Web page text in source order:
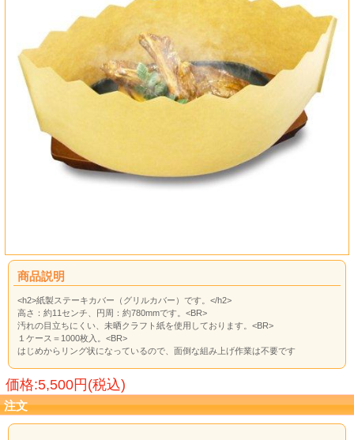
商品説明
<h2>紙製ステーキカバー（グリルカバー）です。</h2>
高さ：約11センチ、円周：約780mmです。<BR>
汚れの目立ちにくい、未晒クラフト紙を使用しております。<BR>
１ケース＝1000枚入。<BR>
はじめからリング状になっているので、面倒な組み上げ作業は不要です
価格:5,500円(税込)
注文